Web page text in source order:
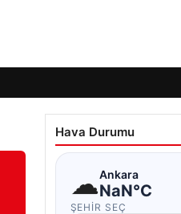
Hava Durumu
☁Ankara
NaN°C
ŞEHIR SEÇ